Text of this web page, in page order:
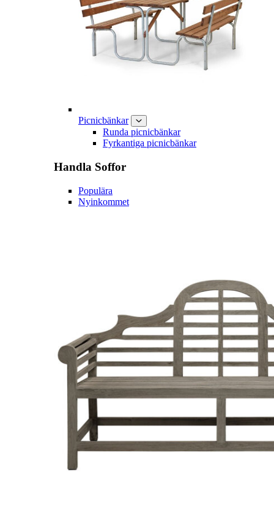
Picnicbänkar
Runda picnicbänkar
Fyrkantiga picnicbänkar
Handla Soffor
Populära
Nyinkommet